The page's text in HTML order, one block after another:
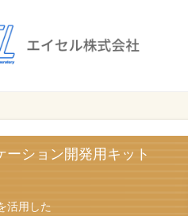
ーション開発用キット
活用した